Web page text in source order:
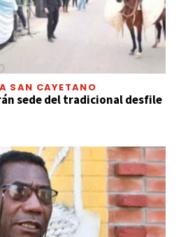
SAN CAYETANO
sede del tradicional desfile